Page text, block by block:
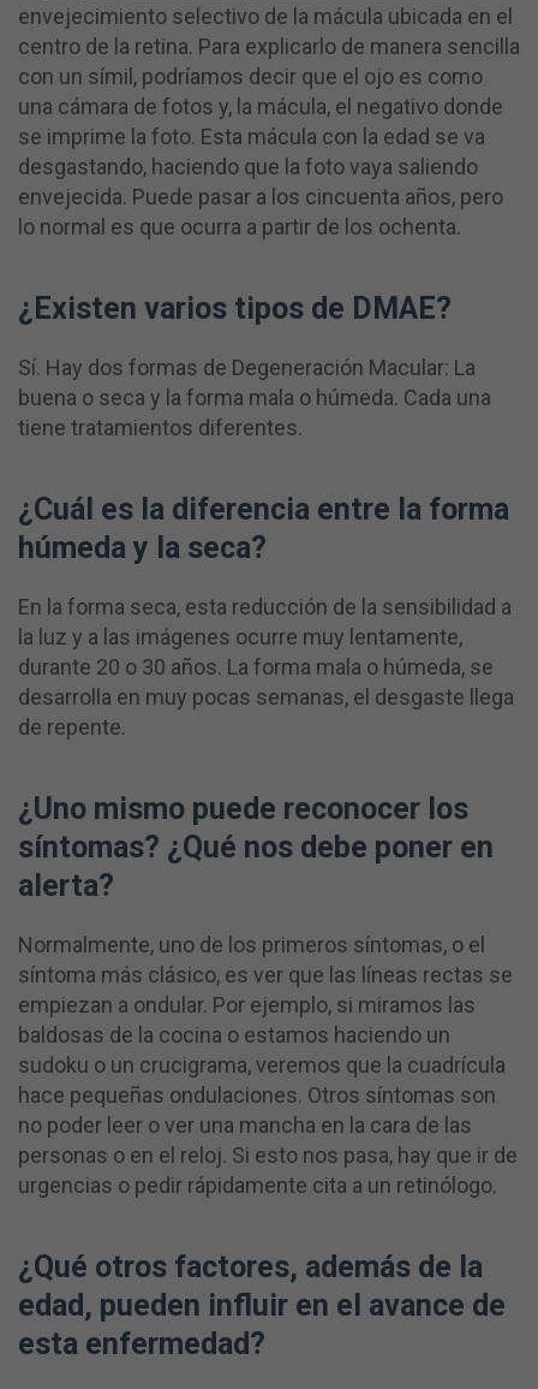
envejecimiento selectivo de la mácula ubicada en el
centro de la retina. Para explicarlo de manera sencilla
con un símil, podríamos decir que el ojo es como
una cámara de fotos y, la mácula, el negativo donde
se imprime la foto. Esta mácula con la edad se va
desgastando, haciendo que la foto vaya saliendo
envejecida. Puede pasar a los cincuenta años, pero
lo normal es que ocurra a partir de los ochenta.
¿Existen varios tipos de DMAE?
Sí. Hay dos formas de Degeneración Macular: La
buena o seca y la forma mala o húmeda. Cada una
tiene tratamientos diferentes.
¿Cuál es la diferencia entre la forma
húmeda y la seca?
En la forma seca, esta reducción de la sensibilidad a
la luz y a las imágenes ocurre muy lentamente,
durante 20 o 30 años. La forma mala o húmeda, se
desarrolla en muy pocas semanas, el desgaste llega
de repente.
¿Uno mismo puede reconocer los
síntomas? ¿Qué nos debe poner en
alerta?
Normalmente, uno de los primeros síntomas, o el
síntoma más clásico, es ver que las líneas rectas se
empiezan a ondular. Por ejemplo, si miramos las
baldosas de la cocina o estamos haciendo un
sudoku o un crucigrama, veremos que la cuadrícula
hace pequeñas ondulaciones. Otros síntomas son
no poder leer o ver una mancha en la cara de las
personas o en el reloj. Si esto nos pasa, hay que ir de
urgencias o pedir rápidamente cita a un retinólogo.
¿Qué otros factores, además de la
edad, pueden influir en el avance de
esta enfermedad?